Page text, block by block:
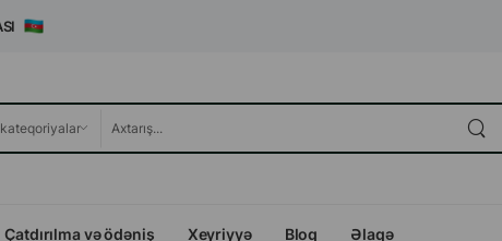
Çatdırılma və ödəniş Xeyriyyə Bloq Əlaqə